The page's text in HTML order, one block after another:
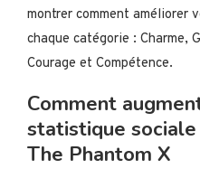
montrer comment améliorer
chaque catégorie : Charme,
Courage et Compétence.
Comment
statistique sociale
The Phantom X